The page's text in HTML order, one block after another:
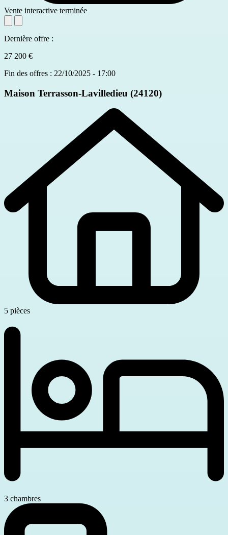
Vente interactive terminée
Dernière offre :
27 200 €
Fin des offres : 22/10/2025 - 17:00
Maison Terrasson-Lavilledieu (24120)
5 pièces
3 chambres